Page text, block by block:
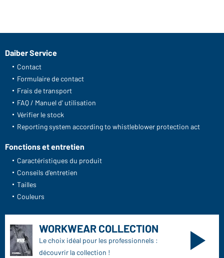
Daiber Service
Contact
Formulaire de contact
Frais de transport
FAQ / Manuel d' utilisation
Vérifier le stock
Reporting system according to whistleblower protection act
Fonctions et entretien
Caractéristiques du produit
Conseils d'entretien
Tailles
Couleurs
WORKWEAR COLLECTION
Le choix idéal pour les professionnels :
découvrir la collection !